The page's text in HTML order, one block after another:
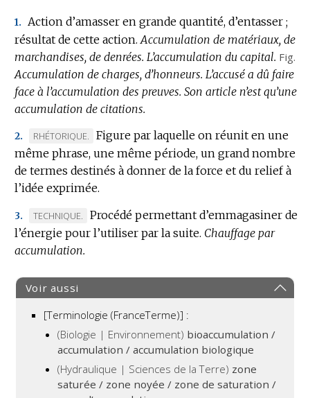
1.
Action d’amasser en grande quantité, d’entasser ;
résultat de cette action. Accumulation de matériaux, de
marchandises, de denrées. L’accumulation du capital. Fig.
Accumulation de charges, d’honneurs. L’accusé a dû faire
face à l’accumulation des preuves. Son article n’est qu’une
accumulation de citations.
2.
MARQUE
DE
DOMAINE
:
RHÉTORIQUE.
Figure par laquelle on réunit en une
même phrase, une même période, un grand nombre
de termes destinés à donner de la force et du relief à
l’idée exprimée.
3.
MARQUE
DE
DOMAINE
TECHNIQUE.
Procédé permettant d’emmagasiner de
l’énergie pour l’utiliser par la suite. Chauffage par
accumulation.
Voir aussi
[Terminologie (FranceTerme)] :
(Biologie | Environnement) bioaccumulation /
accumulation / accumulation biologique
(Hydraulique | Sciences de la Terre) zone
saturée / zone noyée / zone de saturation /